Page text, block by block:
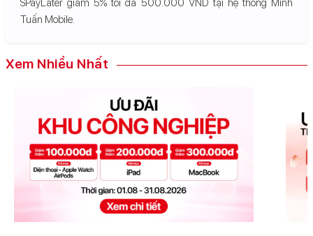
SPayLater giảm 5% tối đa 500.000 VND tại hệ thống Minh
Tuấn Mobile.
Xem Nhiều Nhất